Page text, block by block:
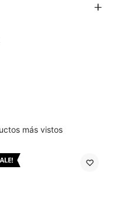
más vistos